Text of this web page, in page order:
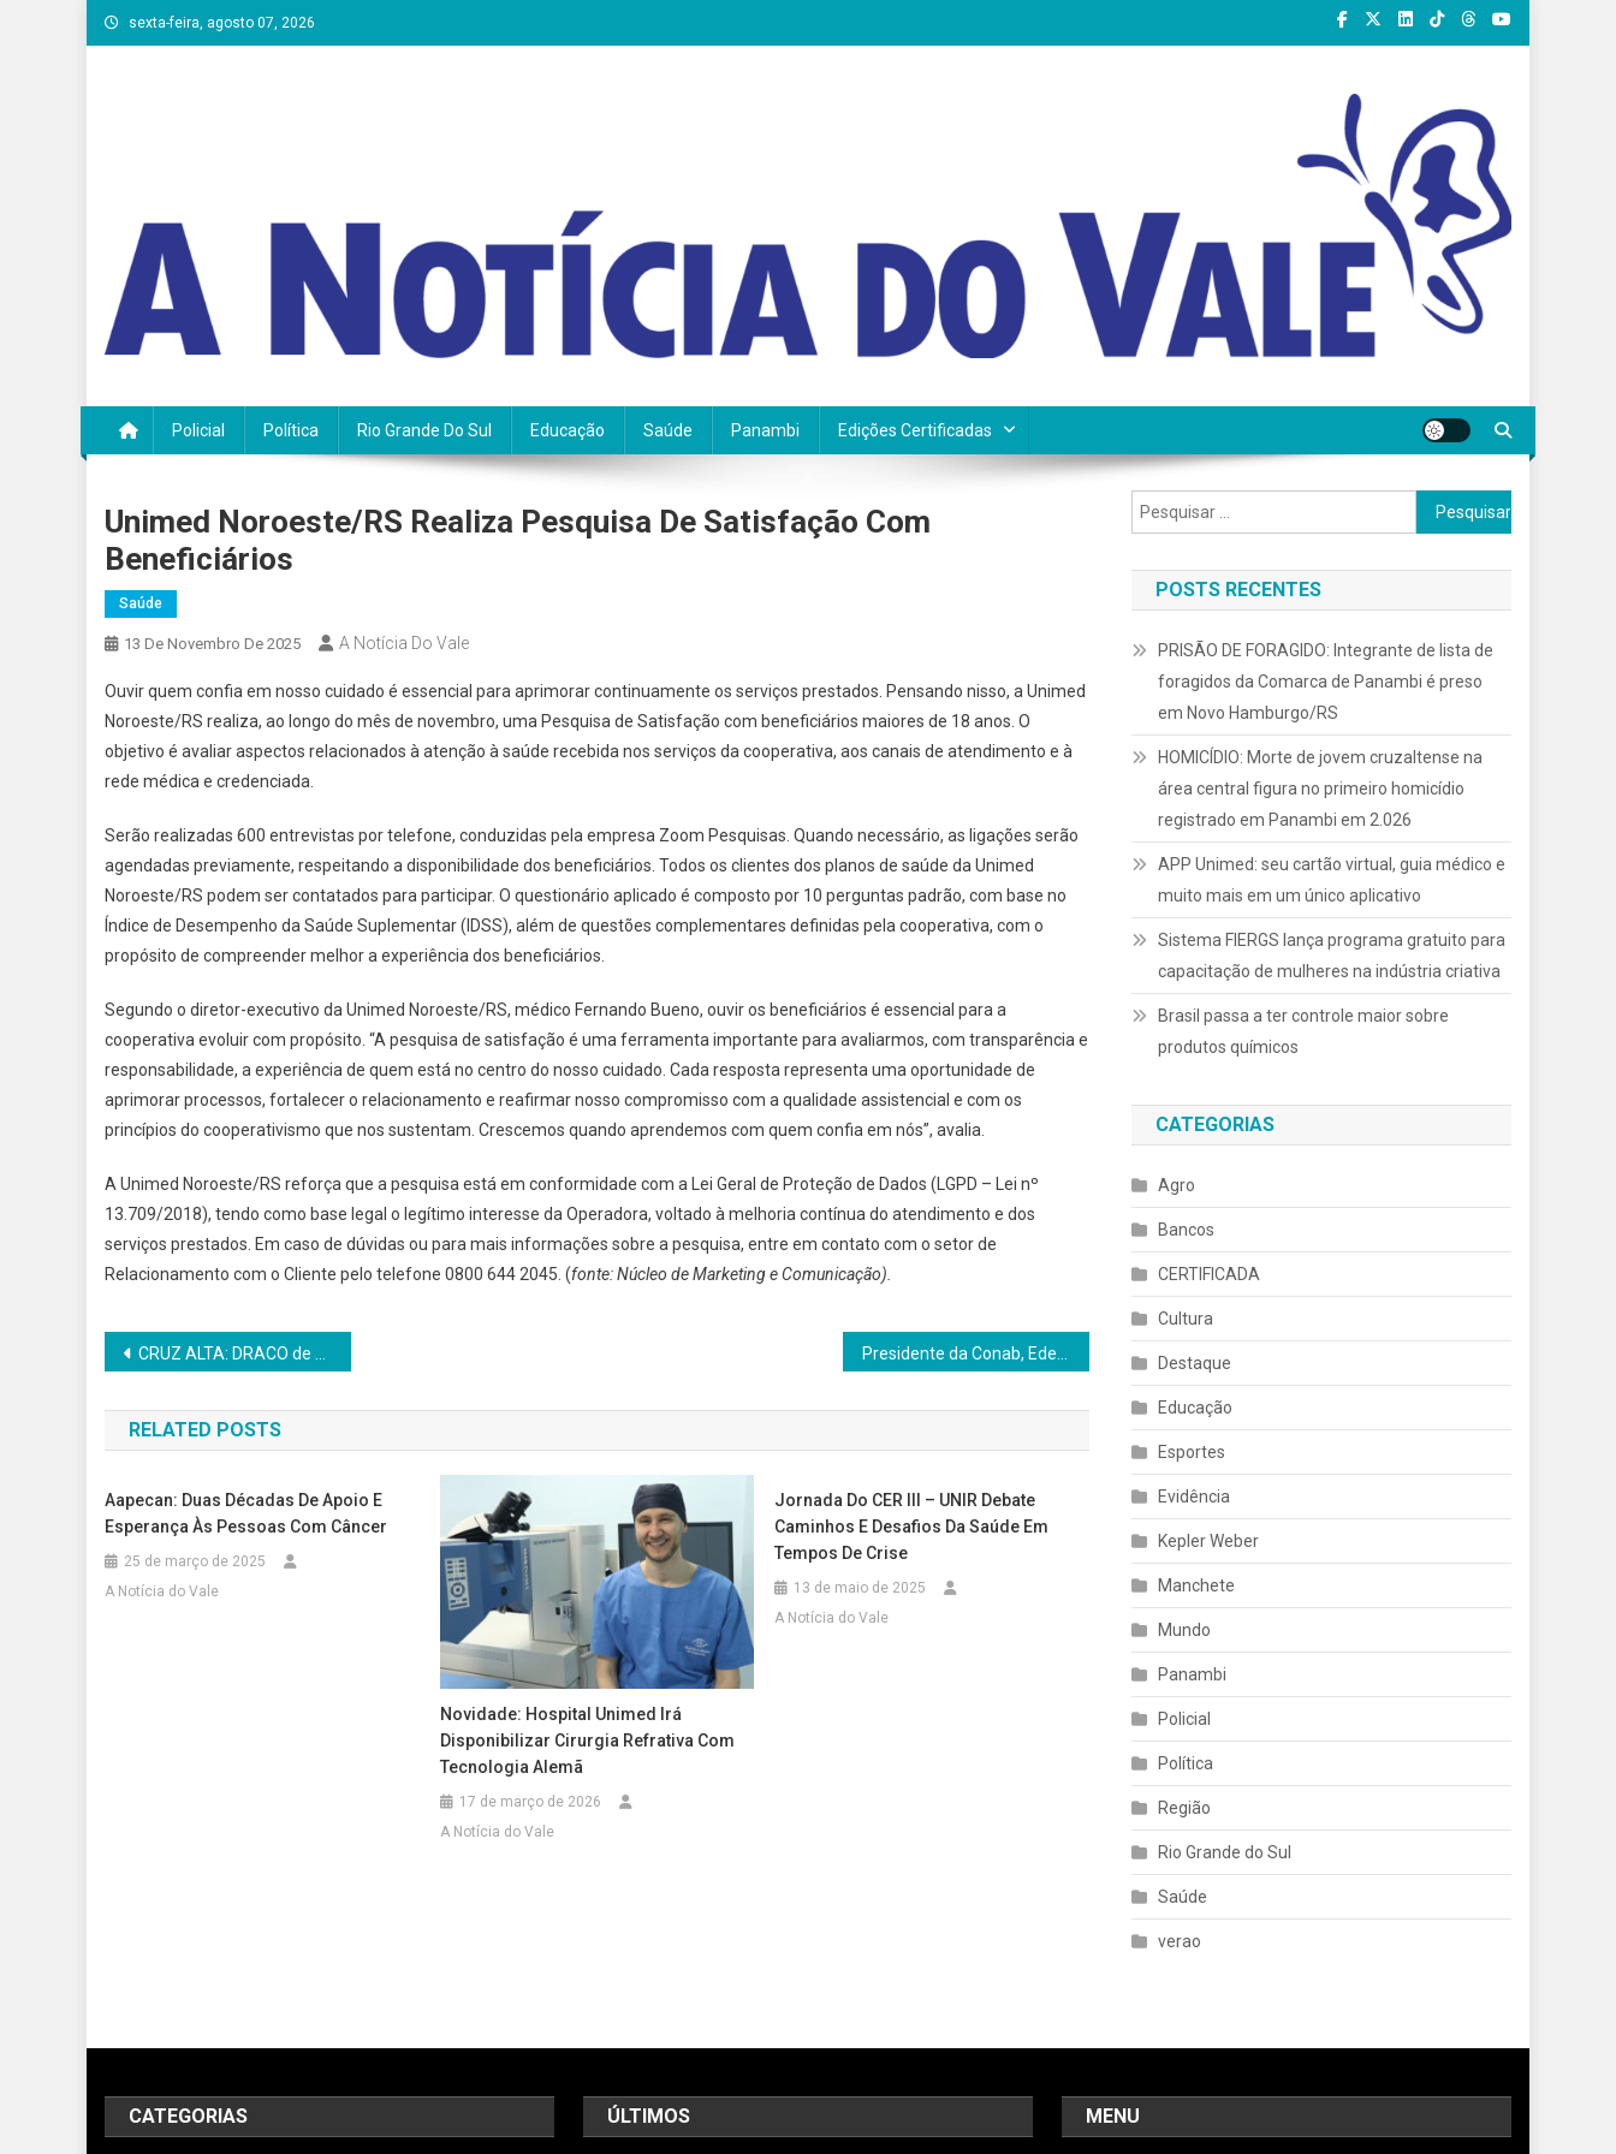
Skip
to
sexta-feira, agosto 07, 2026
Policial Política Rio Grande Do Sul Educação Saúde Panambi Edições Certificadas
Unimed Noroeste/RS Realiza Pesquisa De Satisfação Com
Beneficiários
Saúde
13 De Novembro De 2025 A Notícia Do Vale
Ouvir quem confia em nosso cuidado é essencial para aprimorar continuamente os serviços prestados. Pensando nisso, a Unimed
Noroeste/RS realiza, ao longo do mês de novembro, uma Pesquisa de Satisfação com beneficiários maiores de 18 anos. O
objetivo é avaliar aspectos relacionados à atenção à saúde recebida nos serviços da cooperativa, aos canais de atendimento e à
rede médica e credenciada.
Serão realizadas 600 entrevistas por telefone, conduzidas pela empresa Zoom Pesquisas. Quando necessário, as ligações serão
agendadas previamente, respeitando a disponibilidade dos beneficiários. Todos os clientes dos planos de saúde da Unimed
Noroeste/RS podem ser contatados para participar. O questionário aplicado é composto por 10 perguntas padrão, com base no
Índice de Desempenho da Saúde Suplementar (IDSS), além de questões complementares definidas pela cooperativa, com o
propósito de compreender melhor a experiência dos beneficiários.
Segundo o diretor-executivo da Unimed Noroeste/RS, médico Fernando Bueno, ouvir os beneficiários é essencial para a
cooperativa evoluir com propósito. “A pesquisa de satisfação é uma ferramenta importante para avaliarmos, com transparência e
responsabilidade, a experiência de quem está no centro do nosso cuidado. Cada resposta representa uma oportunidade de
aprimorar processos, fortalecer o relacionamento e reafirmar nosso compromisso com a qualidade assistencial e com os
princípios do cooperativismo que nos sustentam. Crescemos quando aprendemos com quem confia em nós”, avalia.
A Unimed Noroeste/RS reforça que a pesquisa está em conformidade com a Lei Geral de Proteção de Dados (LGPD – Lei nº
13.709/2018), tendo como base legal o legítimo interesse da Operadora, voltado à melhoria contínua do atendimento e dos
serviços prestados. Em caso de dúvidas ou para mais informações sobre a pesquisa, entre em contato com o setor de
Relacionamento com o Cliente pelo telefone 0800 644 2045. (fonte: Núcleo de Marketing e Comunicação).
Navegação
de
Post
CRUZ ALTA: DRACO de prende liderança de organização criminosa ligada ao tráfico de drogas na região
RELATED POSTS
Aapecan: Duas Décadas De Apoio E
Esperança Às Pessoas Com Câncer
25 de março de 2025
A Notícia do Vale
Novidade: Hospital Unimed Irá
Disponibilizar Cirurgia Refrativa Com
Tecnologia Alemã
17 de março de 2026
A Notícia do Vale
Jornada Do CER III – UNIR Debate
Caminhos E Desafios Da Saúde Em
Tempos De Crise
13 de maio de 2025
A Notícia do Vale
Pesquisar
por:
POSTS RECENTES
PRISÃO DE FORAGIDO: Integrante de lista de
foragidos da Comarca de Panambi é preso
em Novo Hamburgo/RS
HOMICÍDIO: Morte de jovem cruzaltense na
área central figura no primeiro homicídio
registrado em Panambi em 2.026
APP Unimed: seu cartão virtual, guia médico e
muito mais em um único aplicativo
Sistema FIERGS lança programa gratuito para
capacitação de mulheres na indústria criativa
Brasil passa a ter controle maior sobre
produtos químicos
CATEGORIAS
Agro
Bancos
CERTIFICADA
Cultura
Destaque
Educação
Esportes
Evidência
Kepler Weber
Manchete
Mundo
Panambi
Policial
Política
Região
Rio Grande do Sul
Saúde
verao
CATEGORIAS ÚLTIMOS MENU